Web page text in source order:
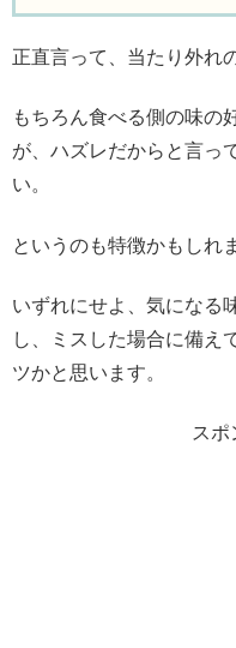
正直言って、当たり外れ
もちろん食べる側の味の
が、ハズレだからと言っ
い。
というのも特徴かもしれ
いずれにせよ、気になる
し、ミスした場合に備え
ツかと思います。
スポ